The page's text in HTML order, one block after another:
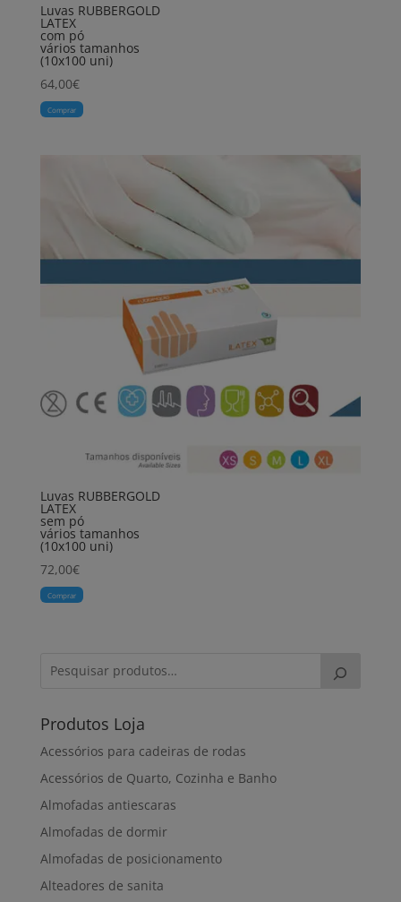
Luvas RUBBERGOLD
LATEX
com pó
vários tamanhos
(10x100 uni)
64,00€
Comprar
Luvas RUBBERGOLD
LATEX
sem pó
vários tamanhos
(10x100 uni)
72,00€
Comprar
Produtos Loja
Acessórios para cadeiras de rodas
Acessórios de Quarto, Cozinha e Banho
Almofadas antiescaras
Almofadas de dormir
Almofadas de posicionamento
Alteadores de sanita